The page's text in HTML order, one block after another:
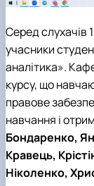
Серед слухачів
учасники
аналітика».
курсу, що
правове
навчання і
Бондаренко,
Кравець,
Ніколенко,